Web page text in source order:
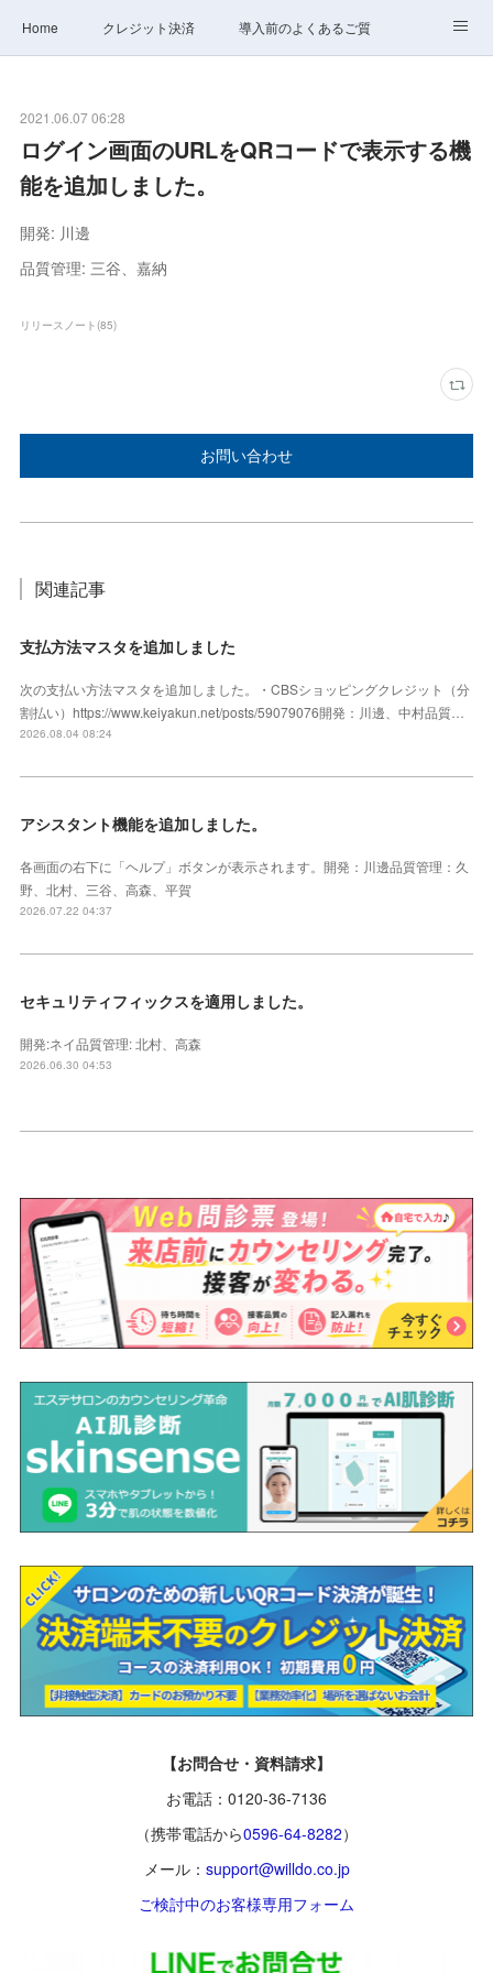
Home クレジット決済 導入前のよくあるご質問
2021.06.07 06:28
ログイン画面のURLをQRコードで表示する機
能を追加しました。
開発: 川邊
品質管理: 三谷、嘉納
リリースノート (85)
お問い合わせ
関連記事
支払方法マスタを追加しました
次の支払い方法マスタを追加しました。・CBSショッピングクレジット（分
割払い）https://www.keiyakun.net/posts/59079076開発：川邊、中村品質…
2026.08.04 08:24
アシスタント機能を追加しました。
各画面の右下に「ヘルプ」ボタンが表示されます。開発：川邊品質管理：久
野、北村、三谷、高森、平賀
2026.07.22 04:37
セキュリティフィックスを適用しました。
開発:ネイ品質管理: 北村、高森
2026.06.30 04:53
【お問合せ・資料請求】
お電話：0120-36-7136
（携帯電話から0596-64-8282）
メール： support@willdo.co.jp
ご検討中のお客様専用フォーム